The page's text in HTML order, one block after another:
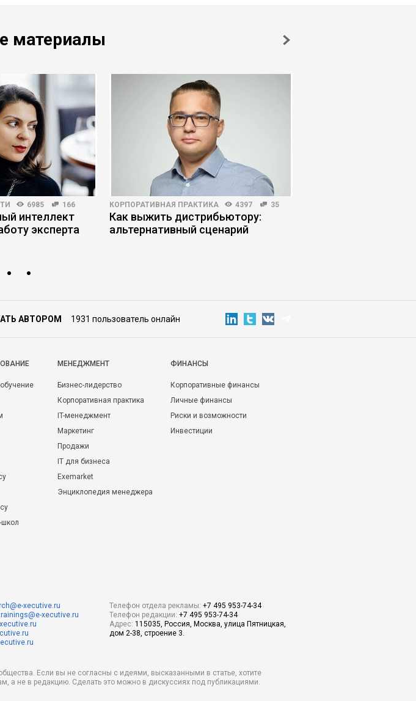
материалы
6985 166
интеллект
эксперта
КОРПОРАТИВНАЯ ПРАКТИКА 4397 35
Как выжить дистрибьютору:
альтернативный сценарий
АВТОРОМ 1931 пользователь онлайн
школ
МЕНЕДЖМЕНТ
Бизнес-лидерство
Корпоративная практика
IT-менеджмент
Маркетинг
Продажи
IT для бизнеса
Exemarket
Энциклопедия менеджера
ФИНАНСЫ
Корпоративные финансы
Личные финансы
Риски и возможности
Инвестиции
xecutive.ru
xecutive.ru
Телефон отдела рекламы: +7 495 953-74-34
Телефон редакции: +7 495 953-74-34
Адрес: 115035, Россия, Москва, улица Пятницкая,
дом 2-38, строение 3.
Если вы не согласны с идеями, высказанными в статье, хотите
а не в редакцию. Сделать это можно в дискуссиях под публикациями.